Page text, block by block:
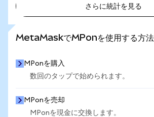
さらに統計を見る
MetaMaskでMPonを使用する方法
MPonを購入
数回のタップで始められます。
MPonを売却
MPonを現金に交換します。